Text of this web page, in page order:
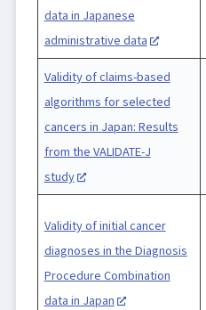
data in Japanese
administrative data
Validity of claims-based
algorithms for selected
cancers in Japan: Results
from the VALIDATE-J
study
Validity of initial cancer
diagnoses in the Diagnosis
Procedure Combination
data in Japan